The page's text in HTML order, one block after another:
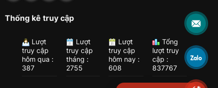
Thống kê truy cập
Lượt
truy cập
hôm qua :
387
Lượt
truy cập
tháng :
2755
Lượt
truy cập
hôm nay :
608
Tổng
lượt truy
cập :
837767